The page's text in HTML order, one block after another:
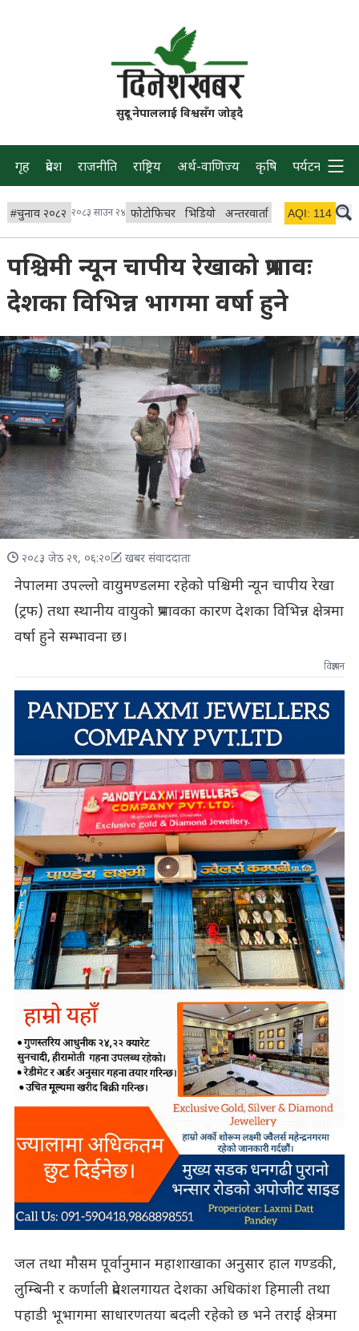
सुदूर नेपाललाई विश्वसँग जोड्दै
गृह प्रदेश राजनीति राष्ट्रिय अर्थ-वाणिज्य कृषि पर्यटन प्रवास
#चुनाव २०८२ २०८३ साउन २४ फोटोफिचर भिडियो अन्तरवार्ता विचार/ब्लग
AQI: 114
पश्चिमी न्यून चापीय रेखाको प्रभावः
देशका विभिन्न भागमा वर्षा हुने
२०८३ जेठ २९, ०६:२० खबर संवाददाता
नेपालमा उपल्लो वायुमण्डलमा रहेको पश्चिमी न्यून चापीय रेखा
(ट्रफ) तथा स्थानीय वायुको प्रभावका कारण देशका विभिन्न क्षेत्रमा
वर्षा हुने सम्भावना छ।
विज्ञापन
जल तथा मौसम पूर्वानुमान महाशाखाका अनुसार हाल गण्डकी,
लुम्बिनी र कर्णाली प्रदेशलगायत देशका अधिकांश हिमाली तथा
पहाडी भूभागमा साधारणतया बदली रहेको छ भने तराई क्षेत्रमा